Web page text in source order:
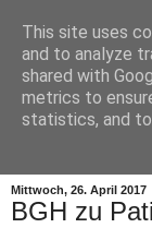
Mittwoch, 26. April 2017
BGH zu
This site uses
and to analyze
shared with
metrics to
statistics, and